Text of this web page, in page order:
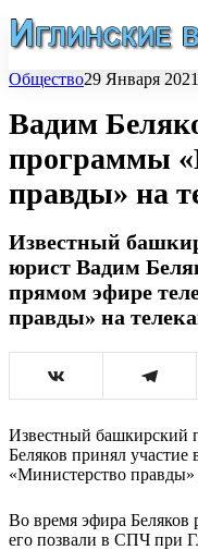
Общество29 Января
Вадим
программы
правды» на
Известный
юрист Вадим
прямом эфире
правды» на
Известный башкирский
Беляков принял участие
«Министерство правды»
Во время эфира Беляков
его позвали в СПЧ при